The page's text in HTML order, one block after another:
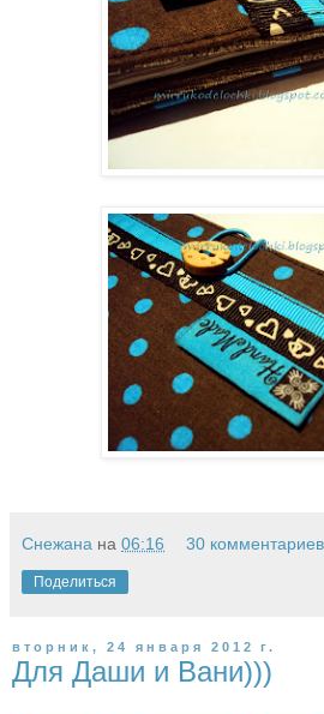
Снежана на 06:16 30
Поделиться
вторник, 24 января 2012 г.
Для Даши и Вани)))